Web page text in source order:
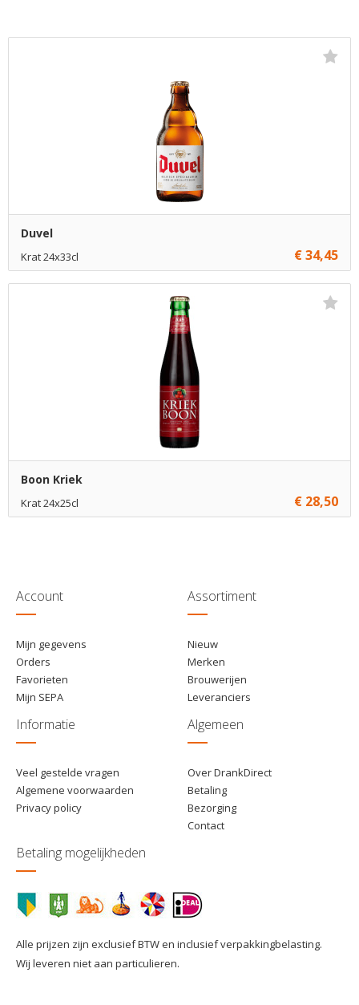
Duvel
Krat 24x33cl € 34,45
Boon Kriek
Krat 24x25cl € 28,50
Account
Mijn gegevens
Orders
Favorieten
Mijn SEPA
Assortiment
Nieuw
Merken
Brouwerijen
Leveranciers
Informatie
Veel gestelde vragen
Algemene voorwaarden
Privacy policy
Algemeen
Over DrankDirect
Betaling
Bezorging
Contact
Betaling mogelijkheden
Alle prijzen zijn exclusief BTW en inclusief verpakkingbelasting.
Wij leveren niet aan particulieren.